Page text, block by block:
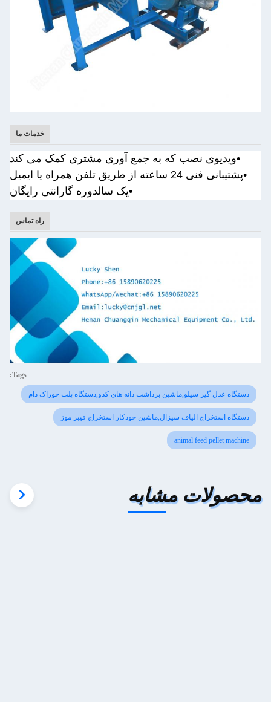
خدمات ما
•ویدیوی نصب که به جمع آوری مشتری کمک می کند
•پشتیبانی فنی 24 ساعته از طریق تلفن همراه یا ایمیل
•یک سالدوره گارانتی رایگان
راه تماس
Tags:
دستگاه عدل گیر سیلو,ماشین برداشت دانه های کدو,دستگاه پلت خوراک دام
دستگاه استخراج الیاف سیزال,ماشین خودکار استخراج فیبر موز
animal feed pellet machine
محصولات مشابه